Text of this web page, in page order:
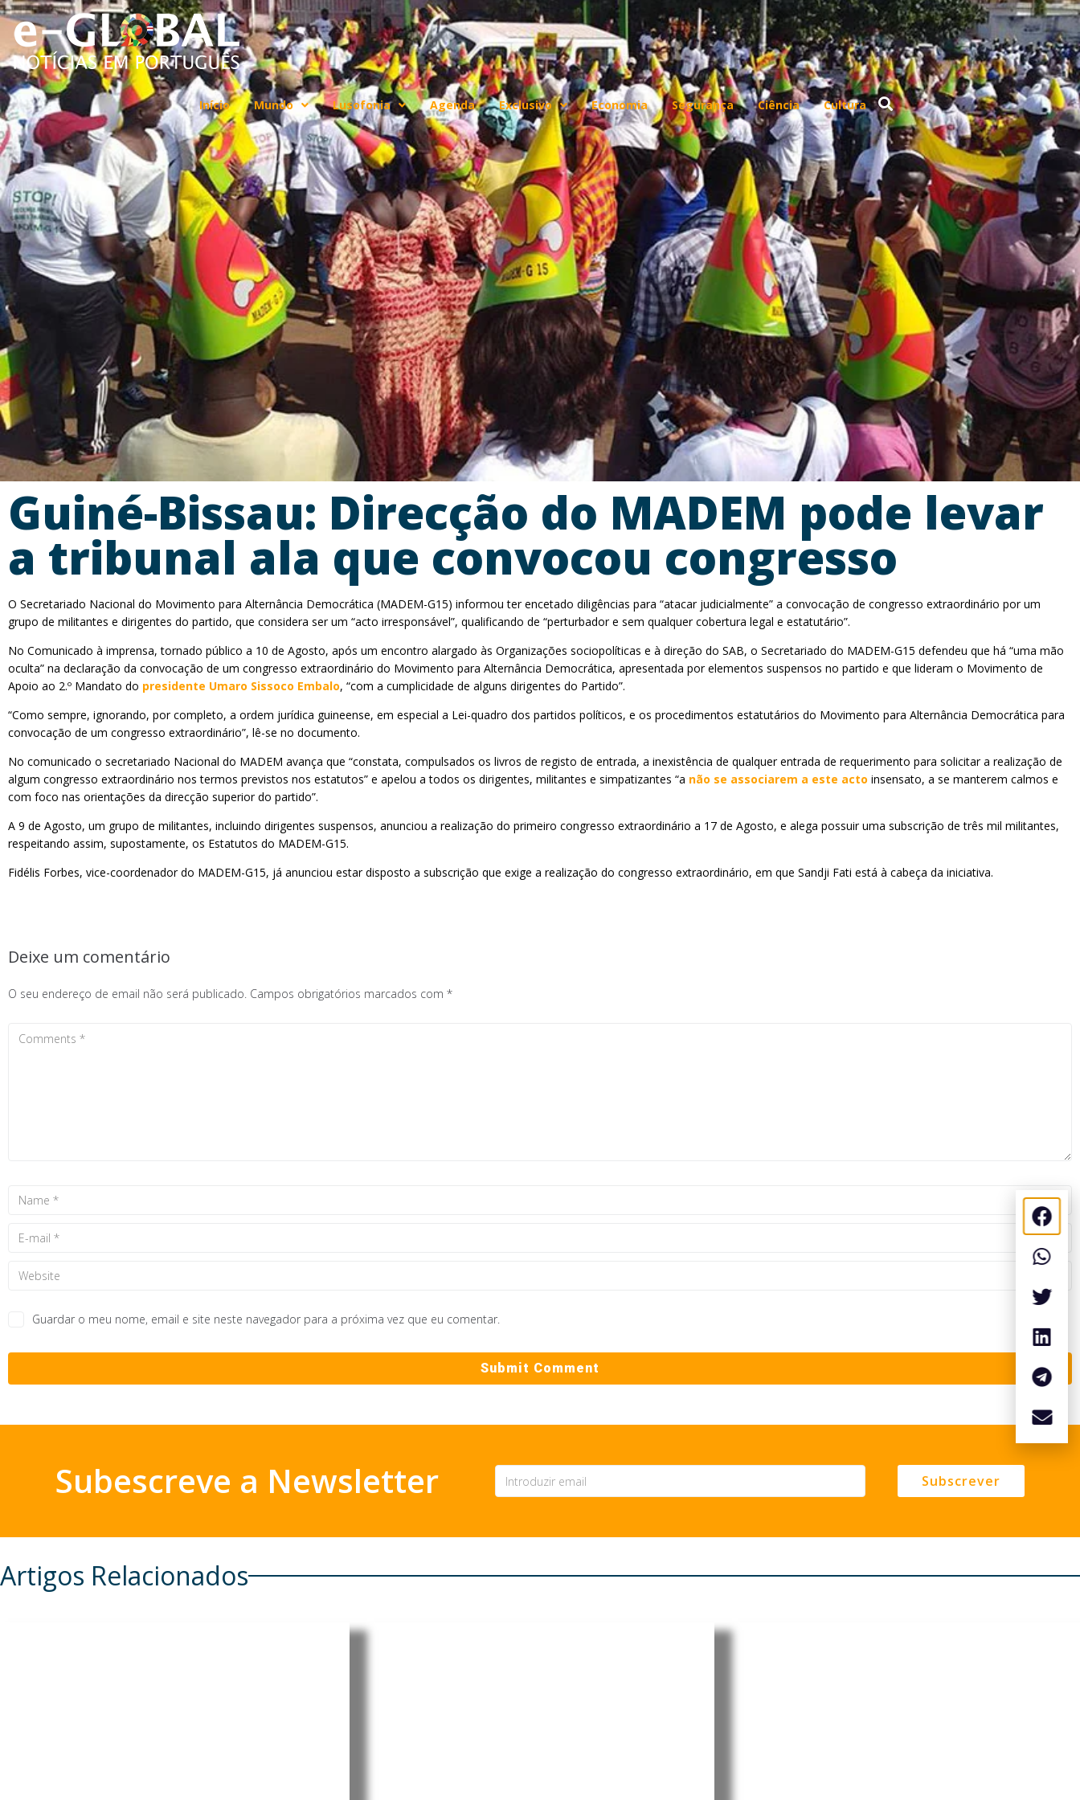
Início Mundo Lusofonia Agenda Exclusivo Economia Segurança Ciência Cultura
Guiné-Bissau: Direcção do MADEM pode levar
a tribunal ala que convocou congresso
O Secretariado Nacional do Movimento para Alternância Democrática (MADEM-G15) informou ter encetado diligências para “atacar judicialmente” a convocação de congresso extraordinário por um
grupo de militantes e dirigentes do partido, que considera ser um “acto irresponsável”, qualificando de “perturbador e sem qualquer cobertura legal e estatutário”.
No Comunicado à imprensa, tornado público a 10 de Agosto, após um encontro alargado às Organizações sociopolíticas e à direção do SAB, o Secretariado do MADEM-G15 defendeu que há “uma mão
oculta” na declaração da convocação de um congresso extraordinário do Movimento para Alternância Democrática, apresentada por elementos suspensos no partido e que lideram o Movimento de
Apoio ao 2.º Mandato do presidente Umaro Sissoco Embalo, “com a cumplicidade de alguns dirigentes do Partido”.
“Como sempre, ignorando, por completo, a ordem jurídica guineense, em especial a Lei-quadro dos partidos políticos, e os procedimentos estatutários do Movimento para Alternância Democrática para
convocação de um congresso extraordinário”, lê-se no documento.
No comunicado o secretariado Nacional do MADEM avança que “constata, compulsados os livros de registo de entrada, a inexistência de qualquer entrada de requerimento para solicitar a realização de
algum congresso extraordinário nos termos previstos nos estatutos” e apelou a todos os dirigentes, militantes e simpatizantes “a não se associarem a este acto insensato, a se manterem calmos e
com foco nas orientações da direcção superior do partido”.
A 9 de Agosto, um grupo de militantes, incluindo dirigentes suspensos, anunciou a realização do primeiro congresso extraordinário a 17 de Agosto, e alega possuir uma subscrição de três mil militantes,
respeitando assim, supostamente, os Estatutos do MADEM-G15.
Fidélis Forbes, vice-coordenador do MADEM-G15, já anunciou estar disposto a subscrição que exige a realização do congresso extraordinário, em que Sandji Fati está à cabeça da iniciativa.
Deixe um comentário
O seu endereço de email não será publicado. Campos obrigatórios marcados com *
Guardar o meu nome, email e site neste navegador para a próxima vez que eu comentar.
Subescreve a Newsletter Subscrever
Artigos Relacionados